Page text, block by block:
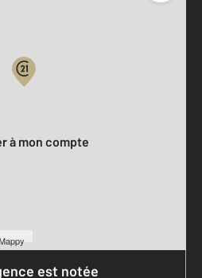
à mon compte
est notée